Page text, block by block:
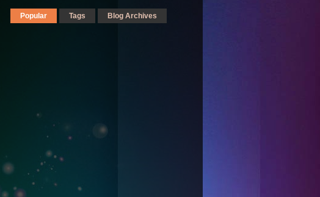
Popular Tags Blog Archives